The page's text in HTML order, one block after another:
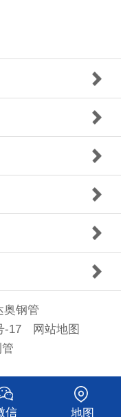
奥钢管
-17
网站地图
信 地图